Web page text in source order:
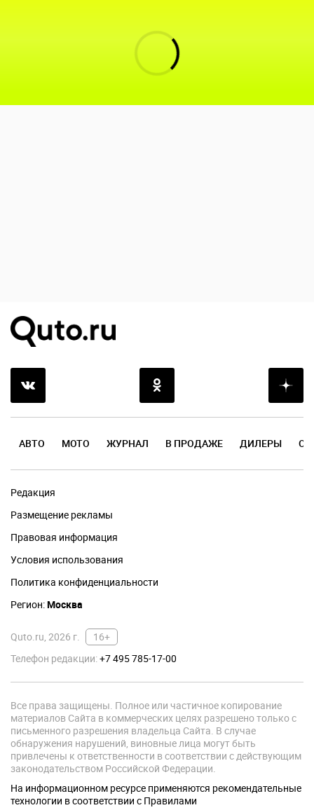
АВТО МОТО ЖУРНАЛ В ПРОДАЖЕ ДИЛЕРЫ
Редакция
Размещение рекламы
Правовая информация
Условия использования
Политика конфиденциальности
Регион:Москва
Quto.ru, 2026 г.
16+
Телефон редакции:+7 495 785-17-00
Все права защищены. Полное или частичное копирование
материалов Сайта в коммерческих целях разрешено только с
письменного разрешения владельца Сайта. В случае
обнаружения нарушений, виновные лица могут быть
привлечены к ответственности в соответствии с действующим
законодательством Российской Федерации.
На информационном ресурсе применяются рекомендательные
технологии в соответствии с Правилами